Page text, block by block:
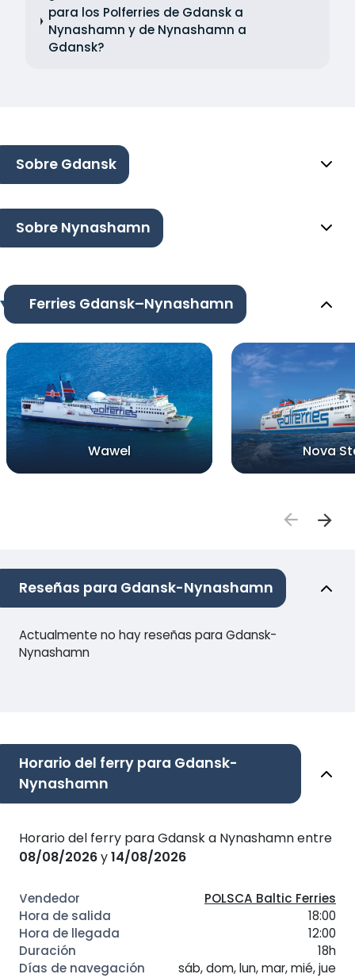
para los Polferries de Gdansk a
Nynashamn y de Nynashamn a
Gdansk?
Sobre Gdansk
Sobre Nynashamn
Ferries Gdansk–Nynashamn
Wawel Nova
Reseñas para Gdansk-Nynashamn
Actualmente no hay reseñas para Gdansk-
Nynashamn
Horario del ferry para Gdansk-
Nynashamn
Horario del ferry para Gdansk a Nynashamn entre
08/08/2026y14/08/2026
POLSCA Baltic Ferries
18:00
12:00
18h
sáb, dom, lun, mar, mié, jue